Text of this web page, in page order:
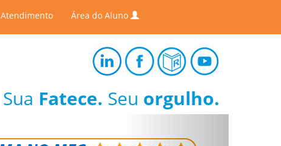
Atendimento Área do Aluno
Sua Fatece. Seu orgulho.